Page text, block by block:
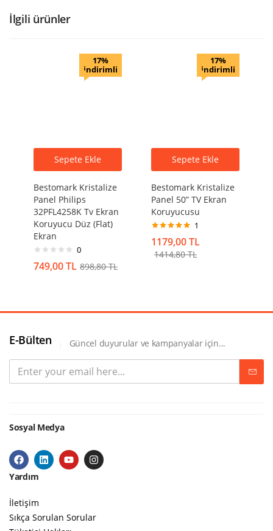
İlgili ürünler
17%
indirimli
Sepete Ekle
Bestomark Kristalize
Panel Philips
32PFL4258K Tv Ekran
Koruyucu Düz (Flat)
Ekran
0
749,00TL 898,80TL
17%
indirimli
Sepete Ekle
Bestomark Kristalize
Panel 50” TV Ekran
Koruyucusu
5.00oy aldı
1
1179,00TL
1414,80TL
E-Bülten Güncel duyurular ve kampanyalar için...
Sosyal Medya
Yardım
İletişim
Sıkça Sorulan Sorular